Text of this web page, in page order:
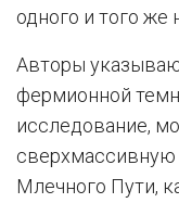
одного и того же
Авторы
фермионной
исследование,
Млечного Пути,